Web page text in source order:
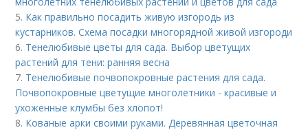
5. Как правильно посадить живую изгородь из
кустарников. Схема посадки многорядной живой изгороди
6. Тенелюбивые цветы для сада. Выбор цветущих
растений для тени: ранняя весна
7. Тенелюбивые почвопокровные растения для сада.
Почвопокровные цветущие многолетники - красивые и
ухоженные клумбы без хлопот!
8. Кованые арки своими руками. Деревянная цветочная